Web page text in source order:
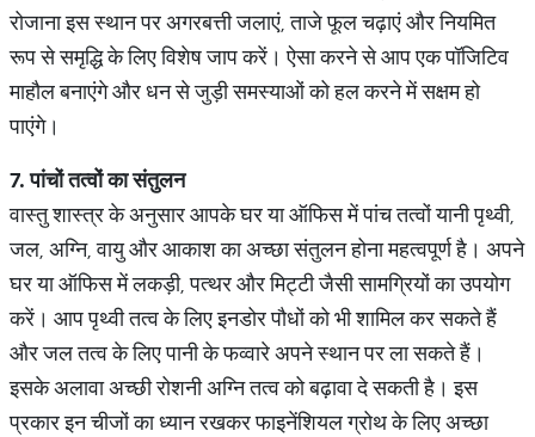
रोजाना इस स्थान पर अगरबत्ती जलाएं, ताजे फूल चढ़ाएं और नियमित
रूप से समृद्धि के लिए विशेष जाप करें। ऐसा करने से आप एक पॉजिटिव
माहौल बनाएंगे और धन से जुड़ी समस्याओं को हल करने में सक्षम हो
पाएंगे।
7.पांचोंतत्वोंकासंतुलन
वास्तु शास्त्र के अनुसार आपके घर या ऑफिस में पांच तत्वों यानी पृथ्वी,
जल, अग्नि, वायु और आकाश का अच्छा संतुलन होना महत्वपूर्ण है। अपने
घर या ऑफिस में लकड़ी, पत्थर और मिट्टी जैसी सामग्रियों का उपयोग
करें। आप पृथ्वी तत्व के लिए इनडोर पौधों को भी शामिल कर सकते हैं
और जल तत्व के लिए पानी के फव्वारे अपने स्थान पर ला सकते हैं।
इसके अलावा अच्छी रोशनी अग्नि तत्व को बढ़ावा दे सकती है। इस
प्रकार इन चीजों का ध्यान रखकर फाइनेंशियल ग्रोथ के लिए अच्छा